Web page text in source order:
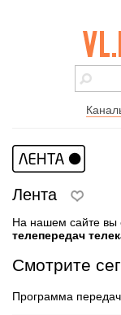
vl.ru -
города
Лента
На нашем сайте вы
телепередач
Смотрите
Программа